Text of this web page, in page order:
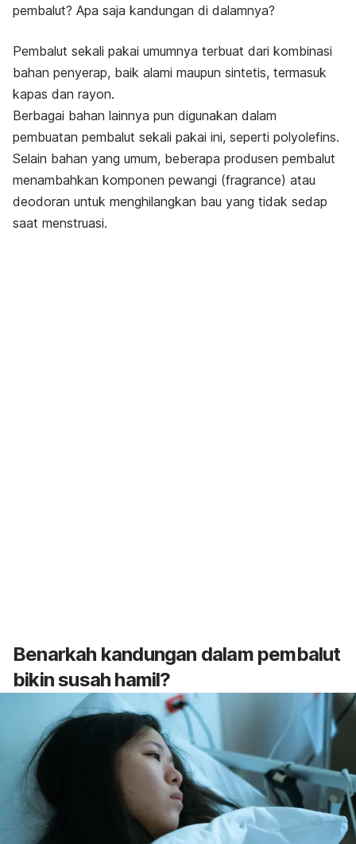
pembalut? Apa saja kandungan di dalamnya?
Pembalut sekali pakai umumnya terbuat dari kombinasi
bahan penyerap, baik alami maupun sintetis, termasuk
kapas dan rayon.
Berbagai bahan lainnya pun digunakan dalam
pembuatan pembalut sekali pakai ini, seperti polyolefins.
Selain bahan yang umum, beberapa produsen pembalut
menambahkan komponen pewangi (fragrance) atau
deodoran untuk menghilangkan bau yang tidak sedap
saat menstruasi.
Benarkah kandungan dalam pembalut
bikin susah hamil?